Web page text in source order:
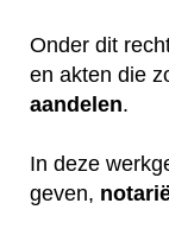
Onder dit
en akten die
aandelen.
In deze
geven,